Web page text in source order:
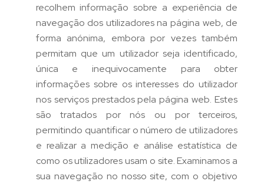
recolhem informação sobre a experiência de
navegação dos utilizadores na página web, de
forma anónima, embora por vezes também
permitam que um utilizador seja identificado,
única e inequivocamente para obter
informações sobre os interesses do utilizador
nos serviços prestados pela página web. Estes
são tratados por nós ou por terceiros,
permitindo quantificar o número de utilizadores
e realizar a medição e análise estatística de
como os utilizadores usam o site. Examinamos a
sua navegação no nosso site, com o objetivo